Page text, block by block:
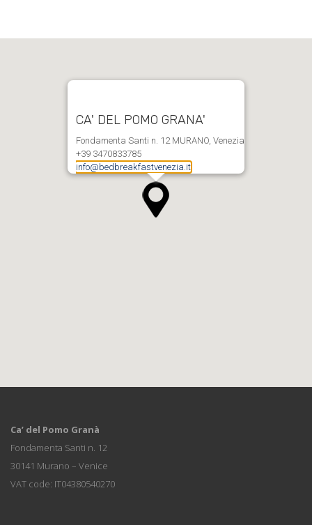
CA' DEL POMO GRANA'
Fondamenta Santi n. 12 MURANO, Venezia
+39 3470833785
info@bedbreakfastvenezia.it
Ca’ del Pomo Granà
Fondamenta Santi n. 12
30141 Murano – Venice
VAT code: IT04380540270